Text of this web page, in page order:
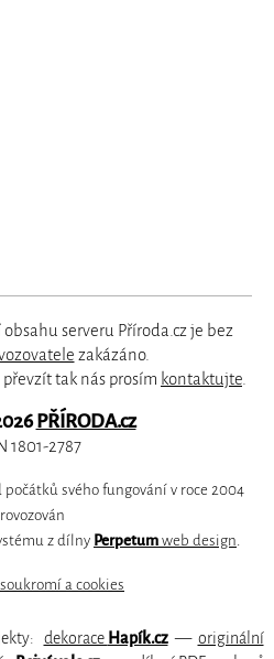
serveru Příroda.cz je bez
zakázáno.
tak nás prosím kontaktujte.
PŘÍRODA.cz
1801-2787
počátků svého fungování v roce 2004
z dílny Perpetum web design
a cookies
dekorace Hapík.cz— originální